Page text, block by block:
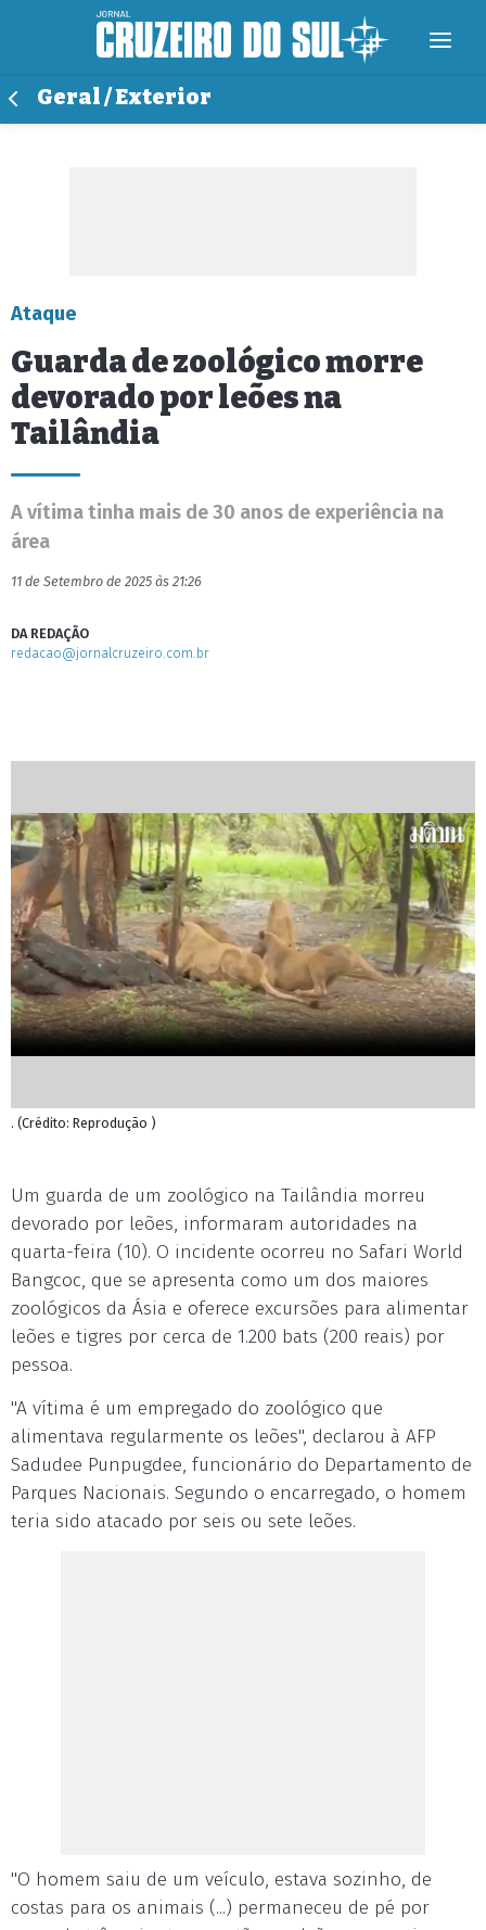
Geral / Exterior
Ataque
Guarda de zoológico morre
devorado por leões na
Tailândia
A vítima tinha mais de 30 anos de experiência na
área
11 de Setembro de 2025 às 21:26
DA REDAÇÃO
redacao@jornalcruzeiro.com.br
. (Crédito: Reprodução )
Um guarda de um zoológico na Tailândia morreu
devorado por leões, informaram autoridades na
quarta-feira (10). O incidente ocorreu no Safari World
Bangcoc, que se apresenta como um dos maiores
zoológicos da Ásia e oferece excursões para alimentar
leões e tigres por cerca de 1.200 bats (200 reais) por
pessoa.
"A vítima é um empregado do zoológico que
alimentava regularmente os leões", declarou à AFP
Sadudee Punpugdee, funcionário do Departamento de
Parques Nacionais. Segundo o encarregado, o homem
teria sido atacado por seis ou sete leões.
"O homem saiu de um veículo, estava sozinho, de
costas para os animais (...) permaneceu de pé por